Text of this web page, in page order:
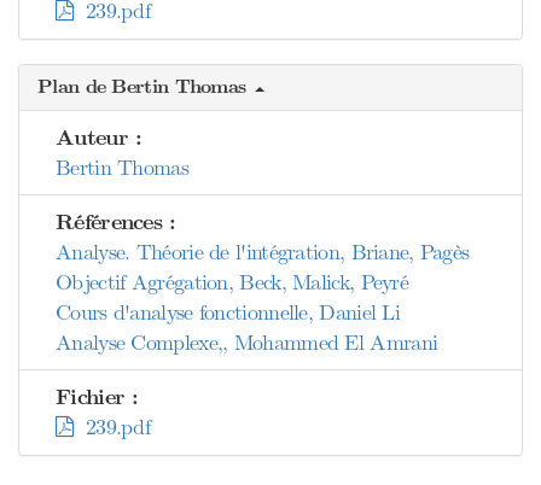
239.pdf
Plan de Bertin Thomas
Auteur :
Bertin Thomas
Références :
Analyse. Théorie de l'intégration, Briane, Pagès
Objectif Agrégation, Beck, Malick, Peyré
Cours d'analyse fonctionnelle, Daniel Li
Analyse Complexe,, Mohammed El Amrani
Fichier :
239.pdf